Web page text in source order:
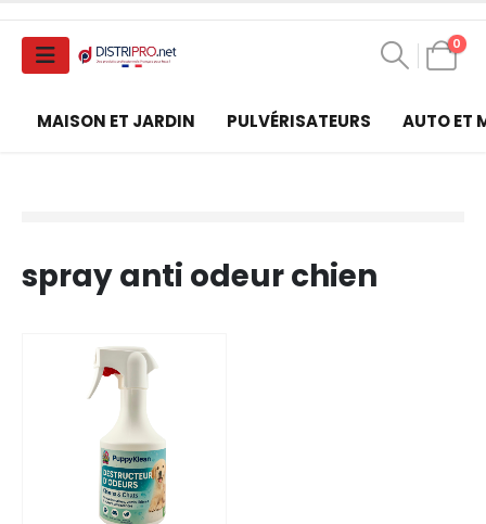
0
MAISON ET JARDIN PULVÉRISATEURS AUTO ET
spray anti odeur chien